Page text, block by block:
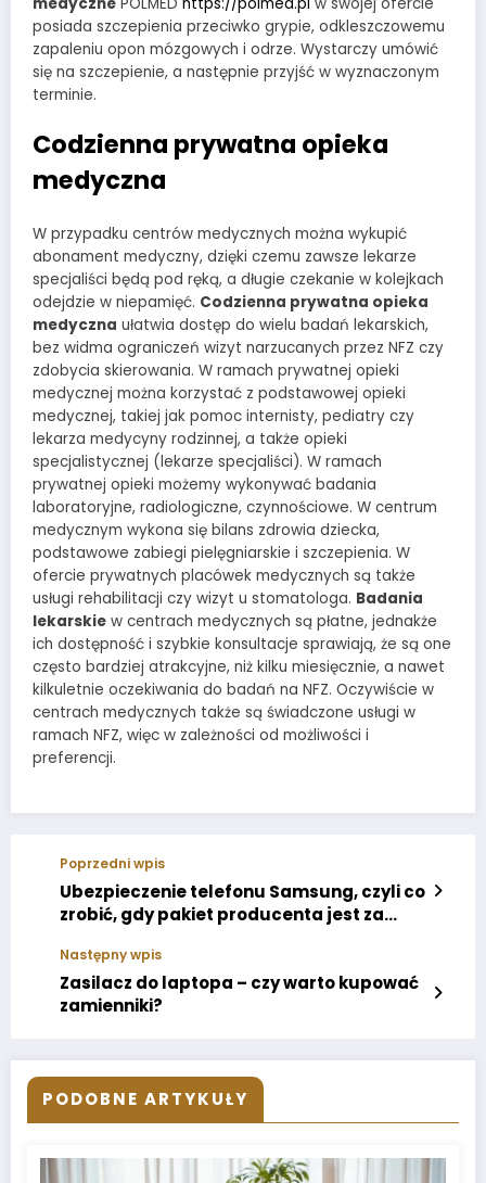
posiada szczepienia przeciwko grypie, odkleszczowemu
zapaleniu opon mózgowych i odrze. Wystarczy umówić
się na szczepienie, a następnie przyjść w wyznaczonym
terminie.
Codzienna prywatna opieka
medyczna
W przypadku centrów medycznych można wykupić
abonament medyczny, dzięki czemu zawsze lekarze
specjaliści będą pod ręką, a długie czekanie w kolejkach
odejdzie w niepamięć. Codzienna prywatna opieka
medyczna ułatwia dostęp do wielu badań lekarskich,
bez widma ograniczeń wizyt narzucanych przez NFZ czy
zdobycia skierowania. W ramach prywatnej opieki
medycznej można korzystać z podstawowej opieki
medycznej, takiej jak pomoc internisty, pediatry czy
lekarza medycyny rodzinnej, a także opieki
specjalistycznej (lekarze specjaliści). W ramach
prywatnej opieki możemy wykonywać badania
laboratoryjne, radiologiczne, czynnościowe. W centrum
medycznym wykona się bilans zdrowia dziecka,
podstawowe zabiegi pielęgniarskie i szczepienia. W
ofercie prywatnych placówek medycznych są także
usługi rehabilitacji czy wizyt u stomatologa. Badania
lekarskie w centrach medycznych są płatne, jednakże
ich dostępność i szybkie konsultacje sprawiają, że są one
często bardziej atrakcyjne, niż kilku miesięcznie, a nawet
kilkuletnie oczekiwania do badań na NFZ. Oczywiście w
centrach medycznych także są świadczone usługi w
ramach NFZ, więc w zależności od możliwości i
preferencji.
Poprzedni wpis
Ubezpieczenie telefonu Samsung, czyli co
zrobić, gdy pakiet producenta jest za
Następny wpis
Zasilacz do laptopa – czy warto kupować
zamienniki?
PODOBNE ARTYKUŁY